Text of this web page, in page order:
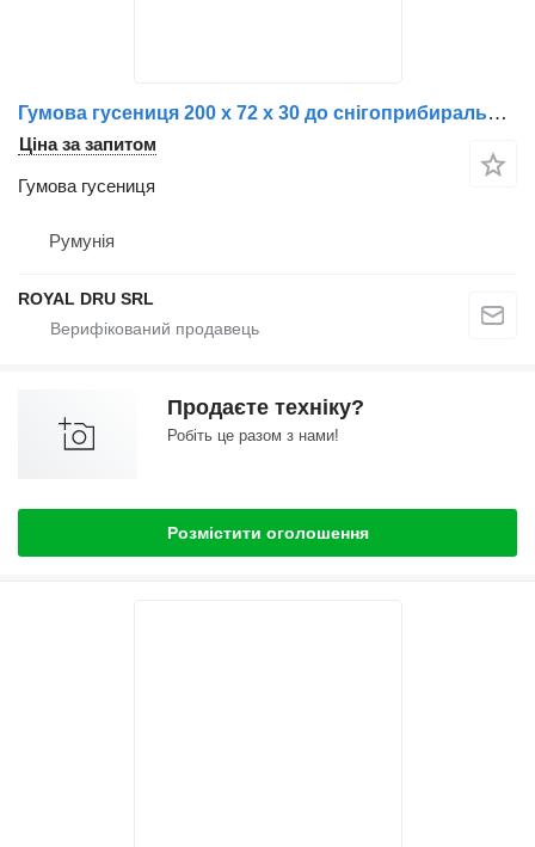
Гумова гусениця 200 x 72 x 30 до снігоприбиральної машини KOBASCHI ST10
Ціна за запитом
Гумова гусениця
Румунія
ROYAL DRU SRL
Продаєте техніку?
Робіть це разом з нами!
Розмістити оголошення